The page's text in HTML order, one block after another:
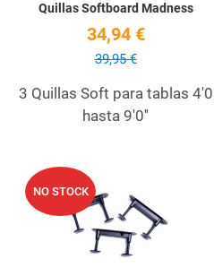
Quillas Softboard Madness
34,94 €
39,95 €
3 Quillas Soft para tablas 4'0
hasta 9'0''
Add to Wishlist
Quick View
NO STOCK